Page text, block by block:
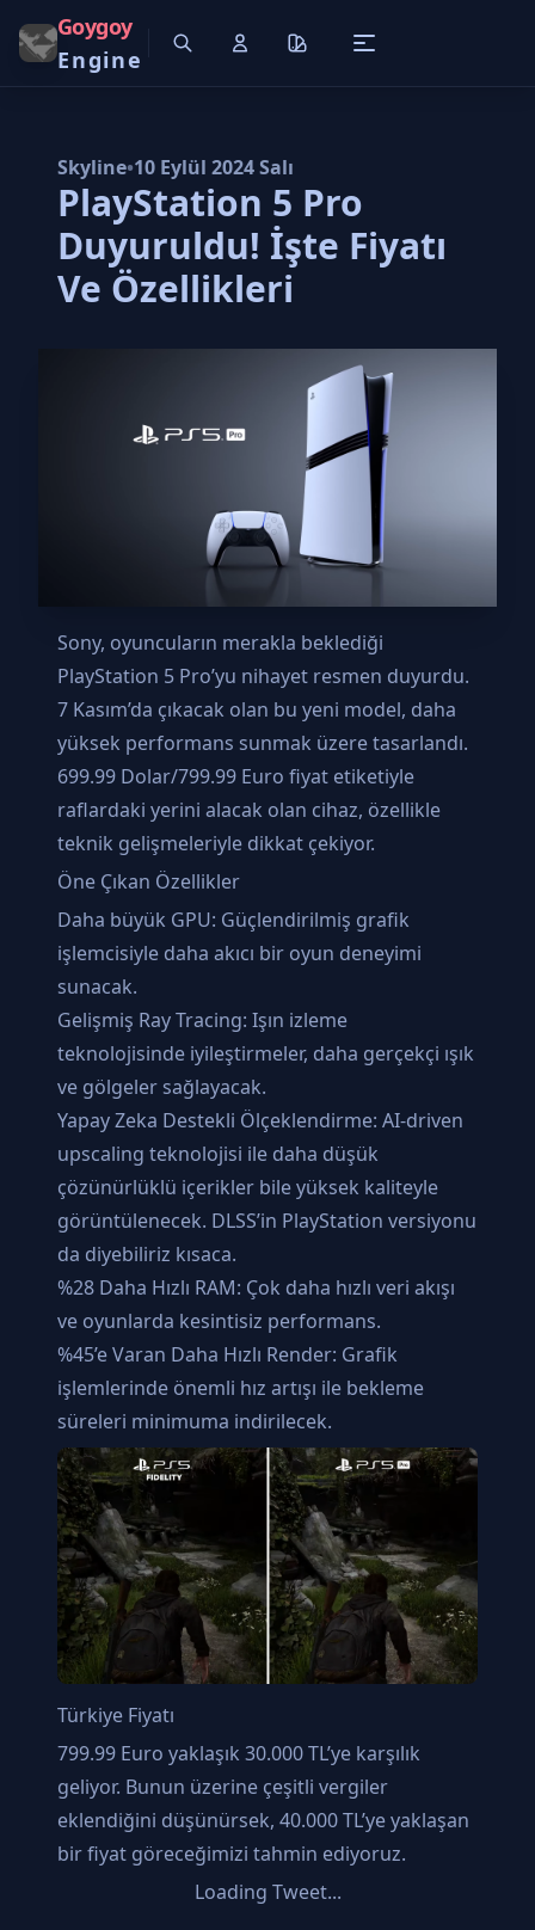
Goygoy
Engine
Skyline•10 Eylül 2024 Salı
PlayStation 5 Pro
Duyuruldu! İşte Fiyatı
Ve Özellikleri
Sony, oyuncuların merakla beklediği
PlayStation 5 Pro’yu nihayet resmen duyurdu.
7 Kasım’da çıkacak olan bu yeni model, daha
yüksek performans sunmak üzere tasarlandı.
699.99 Dolar/799.99 Euro fiyat etiketiyle
raflardaki yerini alacak olan cihaz, özellikle
teknik gelişmeleriyle dikkat çekiyor.
Öne Çıkan Özellikler
Daha büyük GPU: Güçlendirilmiş grafik
işlemcisiyle daha akıcı bir oyun deneyimi
sunacak.
Gelişmiş Ray Tracing: Işın izleme
teknolojisinde iyileştirmeler, daha gerçekçi ışık
ve gölgeler sağlayacak.
Yapay Zeka Destekli Ölçeklendirme: AI-driven
upscaling teknolojisi ile daha düşük
çözünürlüklü içerikler bile yüksek kaliteyle
görüntülenecek. DLSS’in PlayStation versiyonu
da diyebiliriz kısaca.
%28 Daha Hızlı RAM: Çok daha hızlı veri akışı
ve oyunlarda kesintisiz performans.
%45’e Varan Daha Hızlı Render: Grafik
işlemlerinde önemli hız artışı ile bekleme
süreleri minimuma indirilecek.
Türkiye Fiyatı
799.99 Euro yaklaşık 30.000 TL’ye karşılık
geliyor. Bunun üzerine çeşitli vergiler
eklendiğini düşünürsek, 40.000 TL’ye yaklaşan
bir fiyat göreceğimizi tahmin ediyoruz.
Loading Tweet...